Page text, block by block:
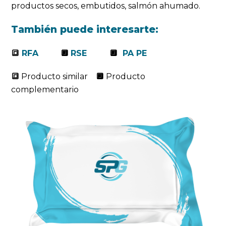
productos secos, embutidos, salmón ahumado.
También puede interesarte:
🔳 RFA 🔲 RSE 🔲 PA PE
🔳 Producto similar 🔲 Producto
complementario